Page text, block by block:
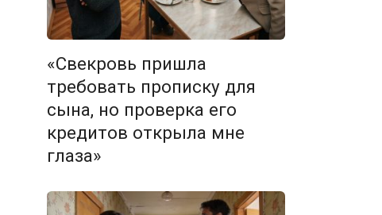
«Свекровь пришла
требовать прописку для
сына, но проверка его
кредитов открыла мне
глаза»